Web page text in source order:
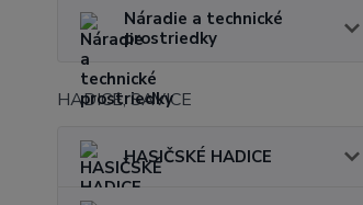
Náradie a technické
prostriedky
HADICE, SAVICE
HASIČSKÉ HADICE